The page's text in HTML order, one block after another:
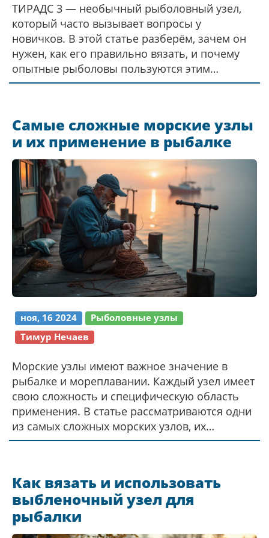
ТИРАДС 3 — необычный рыболовный узел,
который часто вызывает вопросы у
новичков. В этой статье разберём, зачем он
нужен, как его правильно вязать, и почему
опытные рыболовы пользуются этим
вариантом. Расскажу конкретные ситуации,
при его применении. Всё просто и по делу —
без воды и сложных слов.
Самые сложные морские узлы
и их применение в рыбалке
ноя, 16 2024
Рыболовные узлы
Тимур Нечаев
Морские узлы имеют важное значение в
рыбалке и мореплавании. Каждый узел имеет
свою сложность и специфическую область
применения. В статье рассматриваются одни
из самых сложных морских узлов, их
использование и рекомендации по их
необходимы в практической рыбалке.
Как вязать и использовать
выбленочный узел для
рыбалки